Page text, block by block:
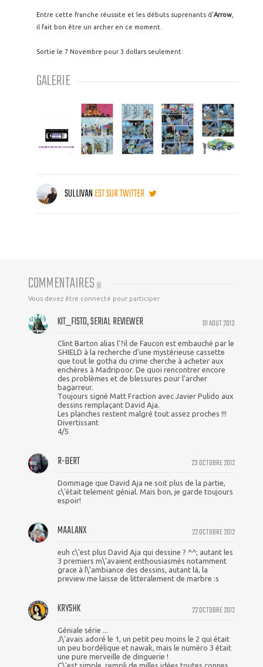
Entre cette franche réussite et les débuts suprenants d'Arrow
il fait bon être un archer en ce moment.
Sortie le 7 Novembre pour 3 dollars seulement.
GALERIE
SULLIVANEST SUR TWITTER
COMMENTAIRES (8)
Vous devez être connecté pour participer
01 AOUT 2013
KIT_FISTO, SERIAL REVIEWER
Clint Barton alias l'?il de Faucon est embauché par le
SHIELD à la recherche d'une mystérieuse cassette
que tout le gotha du crime cherche à acheter aux
enchères à Madripoor. De quoi rencontrer encore
des problèmes et de blessures pour l'archer
bagarreur.
Toujours signé Matt Fraction avec Javier Pulido aux
dessins remplaçant David Aja.
Les planches restent malgré tout assez proches !!!
Divertissant
4/5
23 OCTOBRE 2012
R-BERT
Dommage que David Aja ne soit plus de la partie,
c\'était telement génial. Mais bon, je garde toujours
espoir!
22 OCTOBRE 2012
MAALANX
euh c\'est plus David Aja qui dessine ? ^^; autant les
3 premiers m\'avaient enthousiasmés notamment
grace à l\'ambiance des dessins, autant là, la
preview me laisse de litteralement de marbre :s
22 OCTOBRE 2012
KRYSHK
Géniale série ...
J\'avais adoré le 1, un petit peu moins le 2 qui était
un peu bordélique et nawak, mais le numéro 3 était
une pure merveille de dinguerie !